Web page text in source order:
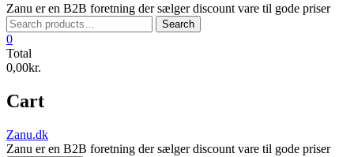
Zanu er en B2B foretning der sælger discount vare til gode priser
Search
for:
Search
0
Total
0,00kr.
Cart
Zanu.dk
Zanu er en B2B foretning der sælger discount vare til gode priser